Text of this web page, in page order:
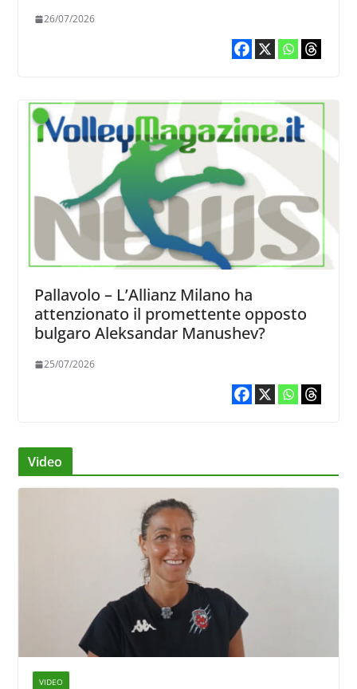
26/07/2026
Pallavolo – L’Allianz Milano ha
attenzionato il promettente opposto
bulgaro Aleksandar Manushev?
25/07/2026
Video
VIDEO